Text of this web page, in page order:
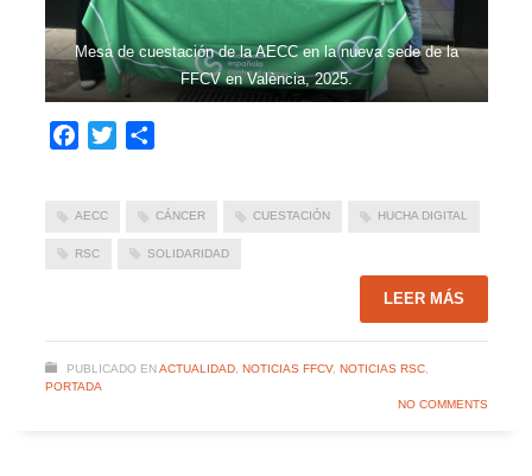
Mesa de cuestación de la AECC en la nueva sede de la
FFCV en València, 2025.
Facebook
Twitter
AECC CÁNCER CUESTACIÓN HUCHA DIGITAL
RSC SOLIDARIDAD
LEER MÁS
PUBLICADO EN ACTUALIDAD, NOTICIAS FFCV, NOTICIAS RSC,
PORTADA
NO COMMENTS